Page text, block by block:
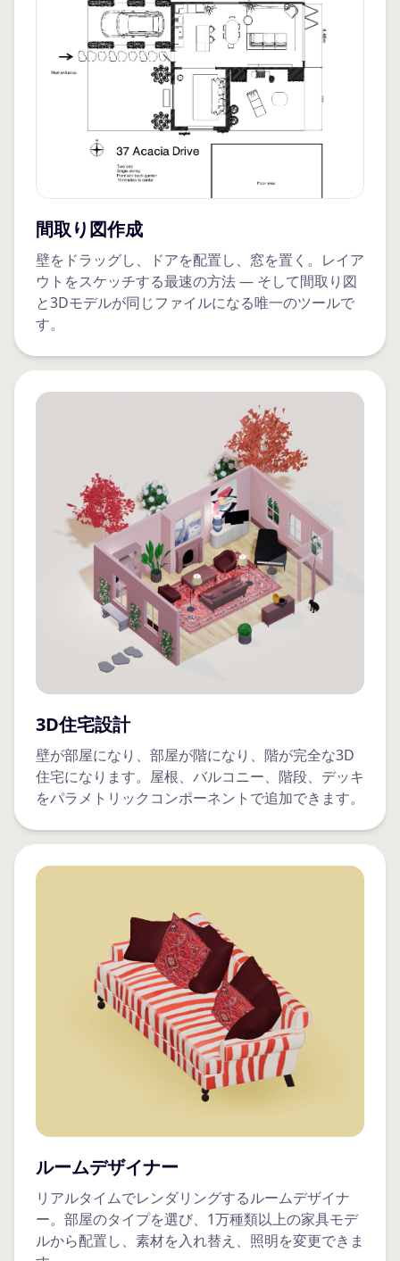
間取り図作成
壁をドラッグし、ドアを配置し、窓を置く。レイア
ウトをスケッチする最速の方法 — そして間取り図
と3Dモデルが同じファイルになる唯一のツールで
す。
3D住宅設計
壁が部屋になり、部屋が階になり、階が完全な3D
住宅になります。屋根、バルコニー、階段、デッキ
をパラメトリックコンポーネントで追加できます。
ルームデザイナー
リアルタイムでレンダリングするルームデザイナ
ー。部屋のタイプを選び、1万種類以上の家具モデ
ルから配置し、素材を入れ替え、照明を変更できま